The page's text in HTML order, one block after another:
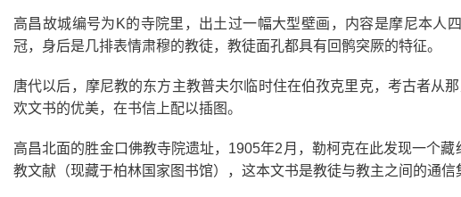
高昌故城编号为K的寺院里，出土过一幅大型壁画，内容是摩尼本人
冠，身后是几排表情肃穆的教徒，教徒面孔都具有回鹘突厥的特征。
唐代以后，摩尼教的东方主教普夫尔临时住在伯孜克里克，考古者从
欢文书的优美，在书信上配以插图。
高昌北面的胜金口佛教寺院遗址，1905年2月，勒柯克在此发现一个
教文献（现藏于柏林国家图书馆），这本文书是教徒与教主之间的通信